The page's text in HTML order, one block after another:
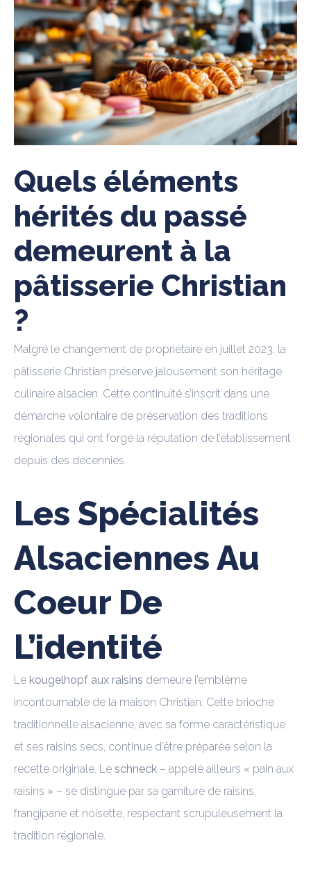
Quels éléments
hérités du passé
demeurent à la
pâtisserie Christian
?
Malgré le changement de propriétaire en juillet 2023, la
pâtisserie Christian préserve jalousement son héritage
culinaire alsacien. Cette continuité s’inscrit dans une
démarche volontaire de préservation des traditions
régionales qui ont forgé la réputation de l’établissement
depuis des décennies.
Les Spécialités
Alsaciennes Au
Coeur De
L’identité
Le kougelhopf aux raisins demeure l’emblème
incontournable de la maison Christian. Cette brioche
traditionnelle alsacienne, avec sa forme caractéristique
et ses raisins secs, continue d’être préparée selon la
recette originale. Le schneck – appelé ailleurs « pain aux
raisins » – se distingue par sa garniture de raisins,
frangipane et noisette, respectant scrupuleusement la
tradition régionale.